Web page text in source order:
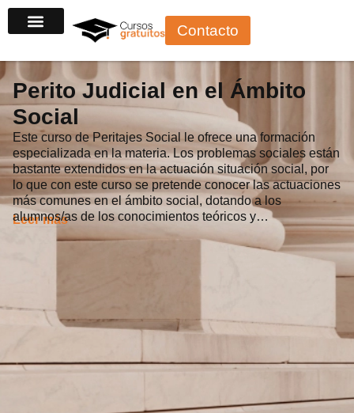
al
Contacto
Perito Judicial en el Ámbito
Social
Este curso de Peritajes Social le ofrece una formación
especializada en la materia. Los problemas sociales están
bastante extendidos en la actuación situación social, por
lo que con este curso se pretende conocer las actuaciones
más comunes en el ámbito social, dotando a los
alumnos/as de los conocimientos teóricos y…
Leer más